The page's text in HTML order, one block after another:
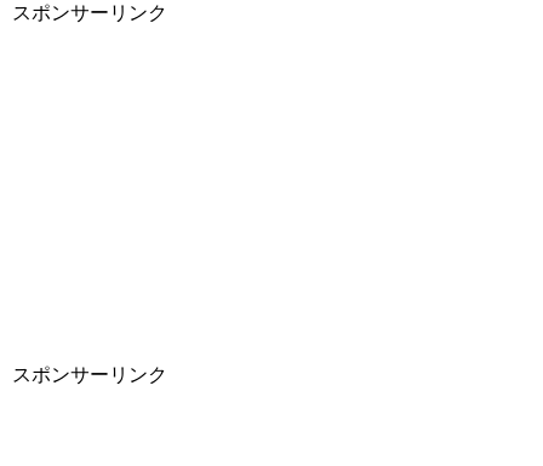
スポンサーリンク
スポンサーリンク